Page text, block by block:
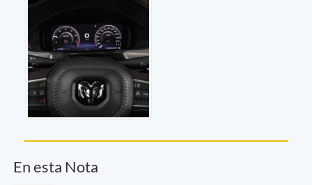
En esta Nota